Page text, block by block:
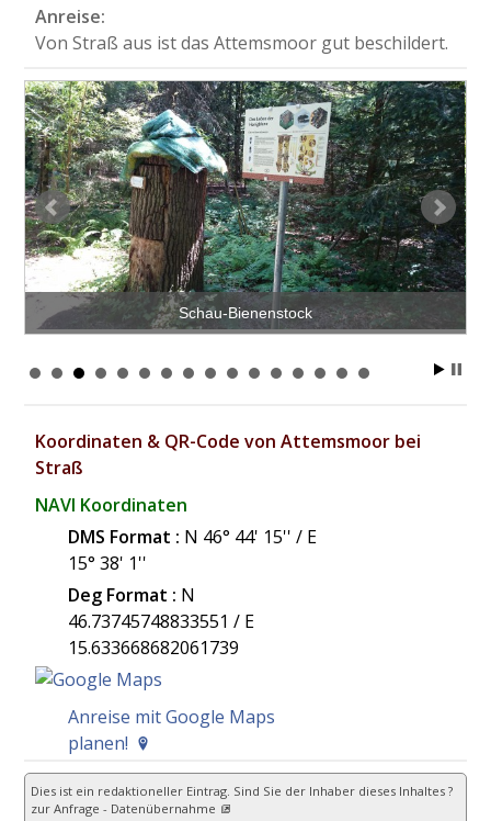
Anreise:
Von Straß aus ist das Attemsmoor gut beschildert.
Aussichtsplattform im Attemsmoor
Koordinaten & QR-Code von Attemsmoor bei
Straß
NAVI Koordinaten
DMS Format : N 46° 44' 15'' / E
15° 38' 1''
Deg Format : N
46.73745748833551 / E
15.633668682061739
Anreise mit Google Maps
planen!
Dies ist ein redaktioneller Eintrag. Sind Sie der Inhaber dieses Inhaltes ?
zur Anfrage - Datenübernahme